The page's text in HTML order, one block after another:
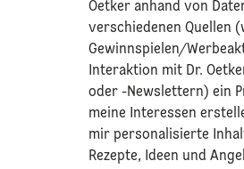
Oetker anhand von
verschiedenen Quellen
Gewinnspielen/
Interaktion mit Dr.
oder -Newslettern) ein
meine Interessen
mir personalisierte
Rezepte, Ideen und